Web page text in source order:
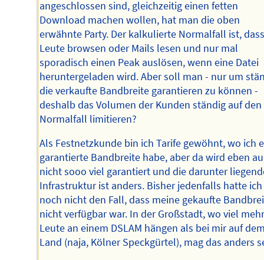
angeschlossen sind, gleichzeitig einen fetten
Download machen wollen, hat man die oben
erwähnte Party. Der kalkulierte Normalfall ist,
Leute browsen oder Mails lesen und nur mal
sporadisch einen Peak auslösen, wenn eine Datei
heruntergeladen wird. Aber soll man - nur um
die verkaufte Bandbreite garantieren zu können -
deshalb das Volumen der Kunden ständig auf den
Normalfall limitieren?
Als Festnetzkunde bin ich Tarife gewöhnt, wo ich
garantierte Bandbreite habe, aber da wird eben
nicht sooo viel garantiert und die darunter
Infrastruktur ist anders. Bisher jedenfalls hatte ich
noch nicht den Fall, dass meine gekaufte
nicht verfügbar war. In der Großstadt, wo viel
Leute an einem DSLAM hängen als bei mir auf
Land (naja, Kölner Speckgürtel), mag das anders